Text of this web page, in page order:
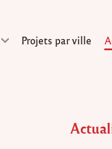
Projets par ville